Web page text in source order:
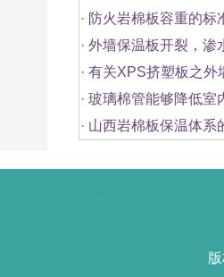
· 防火岩棉板容重的标
· 外墙保温板开裂，渗
· 有关XPS挤塑板之外
· 玻璃棉管能够降低室
· 山西岩棉板保温体系